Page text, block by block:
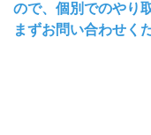
ので、個別でのやり
まずお問い合わせく